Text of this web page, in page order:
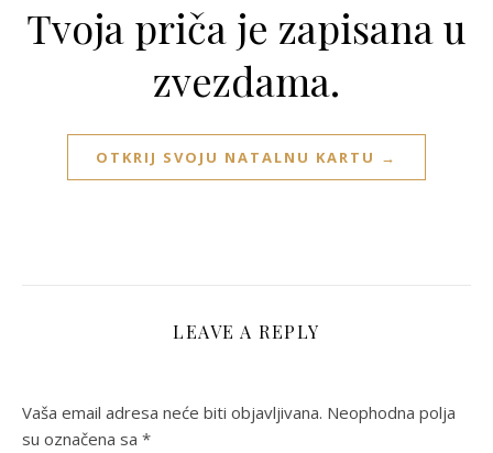
Tvoja priča je zapisana u
zvezdama.
OTKRIJ SVOJU NATALNU KARTU →
LEAVE A REPLY
Vaša email adresa neće biti objavljivana. Neophodna polja
su označena sa *